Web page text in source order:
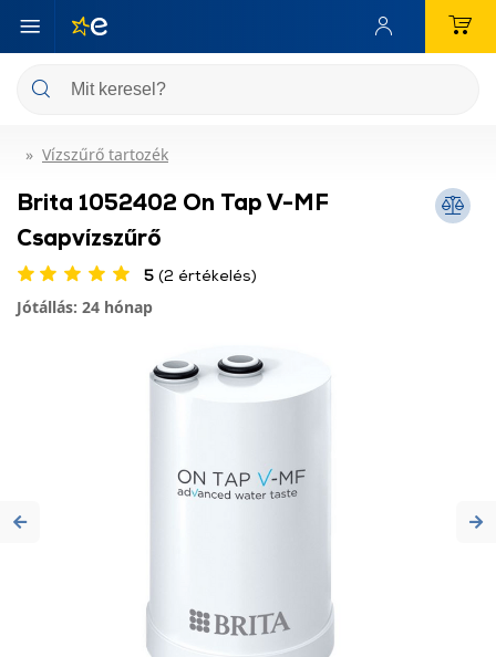
Vízszűrő tartozék
Brita 1052402 On Tap V-MF
Csapvízszűrő
5 (2 értékelés)
Jótállás: 24 hónap
Previous